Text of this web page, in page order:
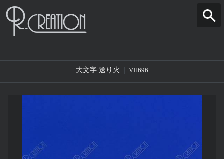
大文字 送り火 VH696